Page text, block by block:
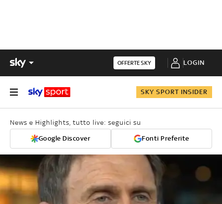
OFFERTE SKY LOGIN
SKY SPORT INSIDER
News e Highlights, tutto live: seguici su
Google Discover Fonti Preferite